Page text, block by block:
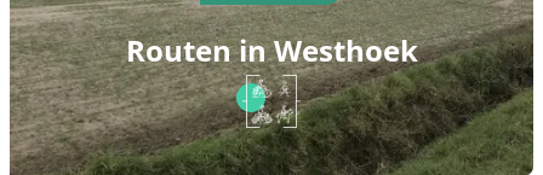
Routen in Westhoek